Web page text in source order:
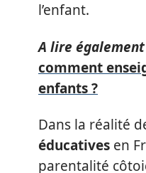
l’enfant.
A lire
comment
enfants ?
Dans la réalité
éducatives en
parentalité